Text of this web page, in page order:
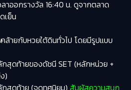
ลาออกรางวัล 16:40 น. ดูจากตลาด
เย็น
คล้ายกับหวยใต้ดินทั่วไป โดยมีรูปแบบ
กสุดท้ายของดัชนี SET (หลักหน่วย +
)
กสุดท้าย (จุดทศนิยม) สัมผัสความสนุก